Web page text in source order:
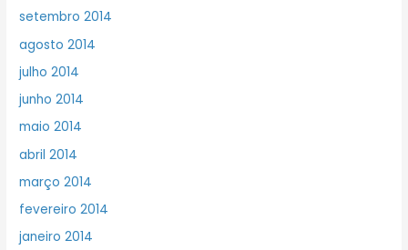
setembro 2014
agosto 2014
julho 2014
junho 2014
maio 2014
abril 2014
março 2014
fevereiro 2014
janeiro 2014